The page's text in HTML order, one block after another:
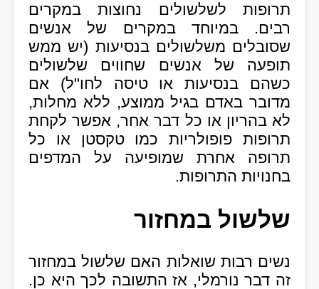
תרופות לשלשולים נחוצות במקרים
רבים. במיוחד במקרים של אנשים
שסובלים משלשולים בנסיעות (יש ממש
תופעה של אנשים שחווים שלשולים
כשהם בנסיעות או טיסה לחו"ל) אם
מדובר באדם בגיל ממוצע, ללא מחלות,
לא בהריון או כל דבר אחר, אפשר לקחת
תרופות פופולריות כמו טקסטן או כל
תרופה אחרת שמופיעה על המדפים
בחנויות התרופות.
שלשול במחזור
נשים רבות שואלות האם שלשול במחזור
זה דבר נורמלי, אז התשובה לכך היא כן.